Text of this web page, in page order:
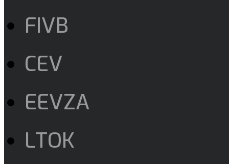
FIVB
CEV
EEVZA
LTOK